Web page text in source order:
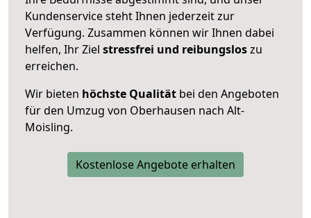
Kundenservice steht Ihnen jederzeit zur
Verfügung. Zusammen können wir Ihnen dabei
helfen, Ihr Ziel stressfrei und reibungsloszu
erreichen.
Wir bieten höchste Qualität bei den Angeboten
für den Umzug von Oberhausen nach Alt-
Moisling.
Kostenlose Angebote erhalten